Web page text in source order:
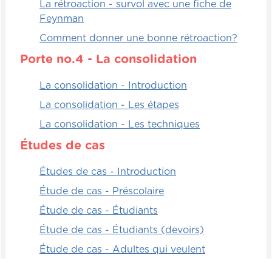
cours, c'est évident que parmi les quelque
cinquante façons, dans ma vie, que j'ai
utilisées pour attirer l'attention, je les ai
champ. C'est pour ça que c'est un exercice
que j'étais dû de faire, honnêtement. À
vous de jouer!
La rétroaction - survol avec une fiche de
Feynman
Comment donner une bonne rétroaction?
Porte no.4 - La consolidation
La consolidation - Introduction
La consolidation - Les étapes
La consolidation - Les techniques
Études de cas
Études de cas - Introduction
Étude de cas - Préscolaire
Étude de cas - Étudiants
Étude de cas - Étudiants (devoirs)
Étude de cas - Adultes qui veulent